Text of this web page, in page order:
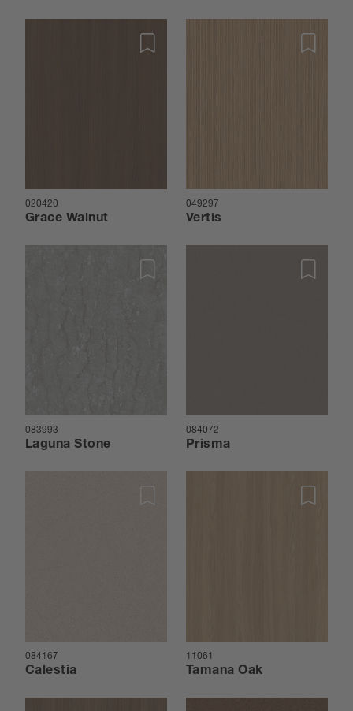
020420
Grace Walnut
049297
Vertis
083993
Laguna Stone
084072
Prisma
084167
Calestia
11061
Tamana Oak